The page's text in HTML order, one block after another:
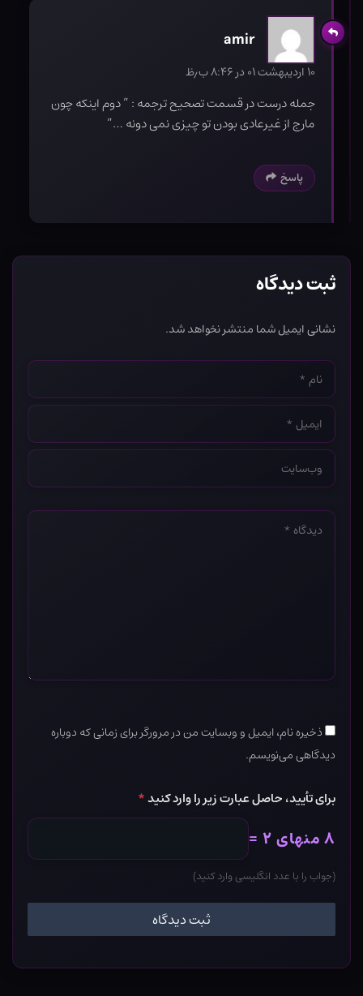
amir
۱۰ اردیبهشت ۰۱ در ۸:۴۶ ب٫ظ
جمله درست در قسمت تصحیح ترجمه : ” دوم اینکه چون
مارج از غیرعادی بودن تو چیزی نمی دونه …”
پاسخ
ثبت دیدگاه
نشانی ایمیل شما منتشر نخواهد شد.
نام
*
ایمیل
*
وب‌سایت
*
دیدگاه
ذخیره نام، ایمیل و وبسایت من در مرورگر برای زمانی که دوباره
دیدگاهی می‌نویسم.
برای تأیید، حاصل عبارت زیر را وارد کنید*
۸ منهای ۲ =
(جواب را با عدد انگلیسی وارد کنید)